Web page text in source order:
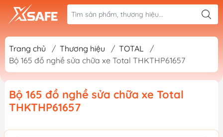
Trang chủ / Thương hiệu / TOTAL
/
Bộ 165 đồ nghề sửa chữa xe Total THKTHP61657
Bộ 165 đồ nghề sửa chữa xe Total
THKTHP61657